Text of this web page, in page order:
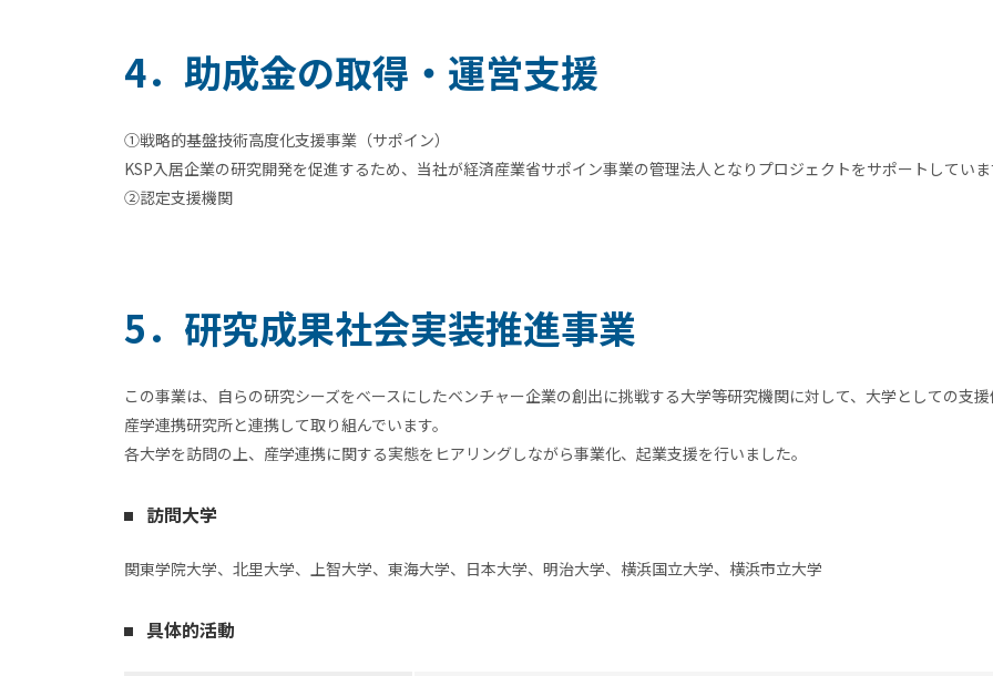
4．助成金の取得・運営支援
①戦略的基盤技術高度化支援事業（サポイン）
KSP入居企業の研究開発を促進するため、当社が経済産業省サポイン事業の管理法人となりプロジェクトをサポートしていま
②認定支援機関
5．研究成果社会実装推進事業
この事業は、自らの研究シーズをベースにしたベンチャー企業の創出に挑戦する大学等研究機関に対して、大学としての支
産学連携研究所と連携して取り組んでいます。
各大学を訪問の上、産学連携に関する実態をヒアリングしながら事業化、起業支援を行いました。
訪問大学
関東学院大学、北里大学、上智大学、東海大学、日本大学、明治大学、横浜国立大学、横浜市立大学
具体的活動